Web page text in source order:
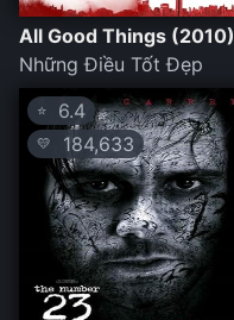
All Good Things (2010)
Những Điều Tốt Đẹp
⭐ 6.4
💛 184,633